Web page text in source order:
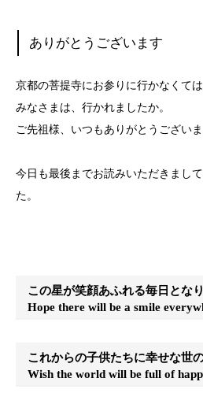
ありがとうございます
京都の菩提寺にお参りに行かなくては
みなさまは、行かれましたか。
ご先祖様、いつもありがとうございま
今日も最後までお読みいただきまし
た。
この星が笑顔あふれる毎日とな
Hope there will be a smile
これからの子供たちに幸せな世
Wish the world will be full of